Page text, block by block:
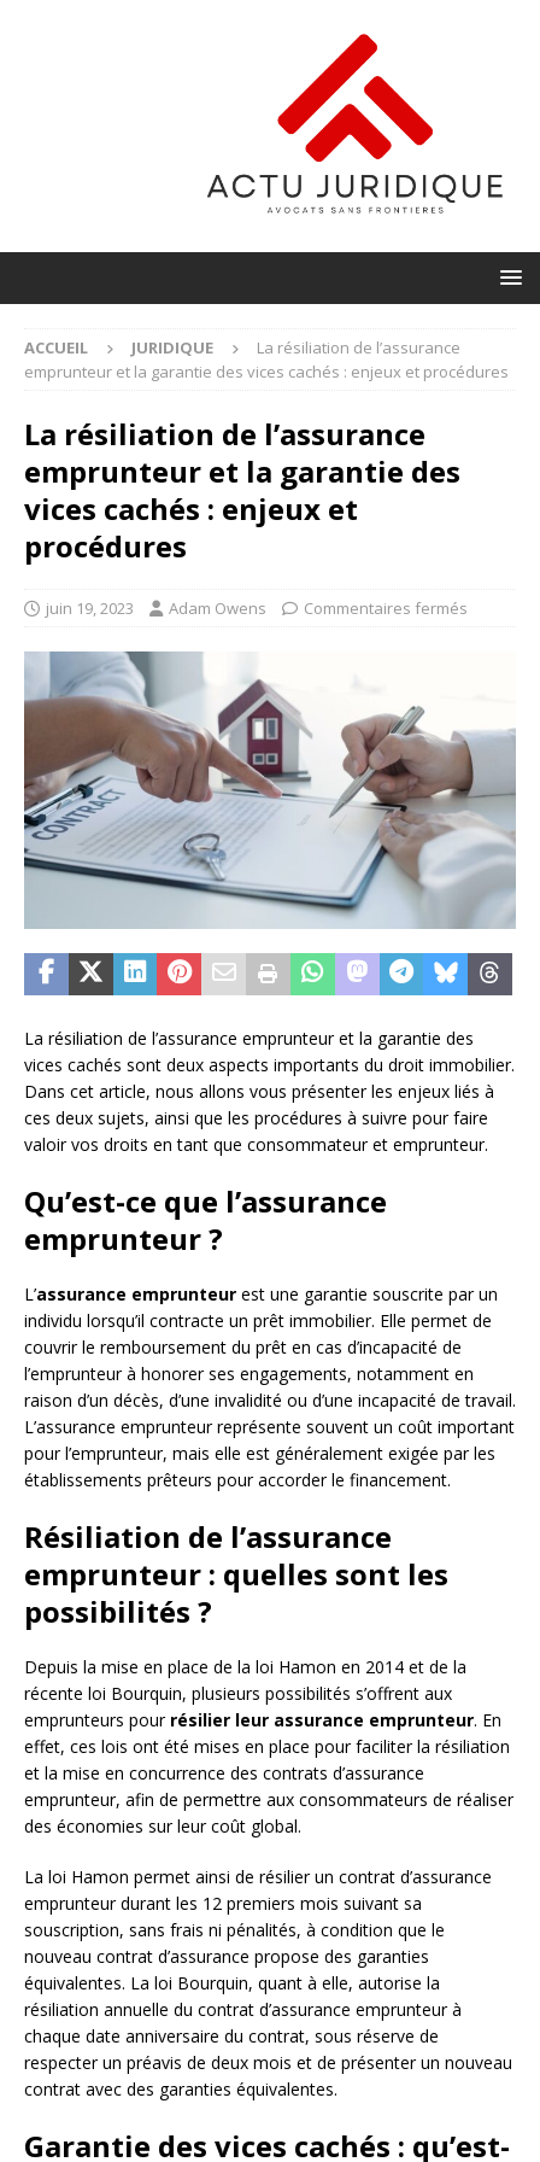
ACCUEIL JURIDIQUE
La résiliation de l’assurance
emprunteur et la garantie des vices cachés : enjeux et procédures
La résiliation de l’assurance
emprunteur et la garantie des
vices cachés : enjeux et
procédures
juin 19, 2023 Adam Owens Commentaires fermés
La résiliation de l’assurance emprunteur et la garantie des
vices cachés sont deux aspects importants du droit immobilier.
Dans cet article, nous allons vous présenter les enjeux liés à
ces deux sujets, ainsi que les procédures à suivre pour faire
valoir vos droits en tant que consommateur et emprunteur.
Qu’est-ce que l’assurance
emprunteur ?
L’assurance emprunteur est une garantie souscrite par un
individu lorsqu’il contracte un prêt immobilier. Elle permet de
couvrir le remboursement du prêt en cas d’incapacité de
l’emprunteur à honorer ses engagements, notamment en
raison d’un décès, d’une invalidité ou d’une incapacité de travail.
L’assurance emprunteur représente souvent un coût important
pour l’emprunteur, mais elle est généralement exigée par les
établissements prêteurs pour accorder le financement.
Résiliation de l’assurance
emprunteur : quelles sont les
possibilités ?
Depuis la mise en place de la loi Hamon en 2014 et de la
récente loi Bourquin, plusieurs possibilités s’offrent aux
emprunteurs pour résilier leur assurance emprunteur. En
effet, ces lois ont été mises en place pour faciliter la résiliation
et la mise en concurrence des contrats d’assurance
emprunteur, afin de permettre aux consommateurs de réaliser
des économies sur leur coût global.
La loi Hamon permet ainsi de résilier un contrat d’assurance
emprunteur durant les 12 premiers mois suivant sa
souscription, sans frais ni pénalités, à condition que le
nouveau contrat d’assurance propose des garanties
équivalentes. La loi Bourquin, quant à elle, autorise la
résiliation annuelle du contrat d’assurance emprunteur à
chaque date anniversaire du contrat, sous réserve de
respecter un préavis de deux mois et de présenter un nouveau
contrat avec des garanties équivalentes.
Garantie des vices cachés : qu’est-